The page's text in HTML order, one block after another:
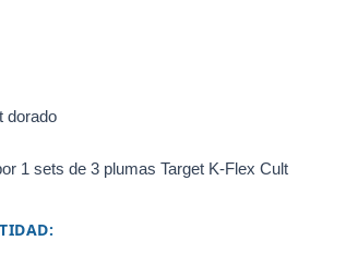
dorado
1 sets de 3 plumas Target K-Flex Cult